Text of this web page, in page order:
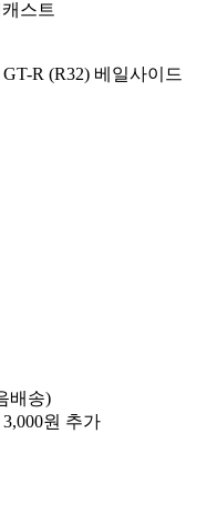
R (R32) 베일사이드
배송)
3,000원 추가